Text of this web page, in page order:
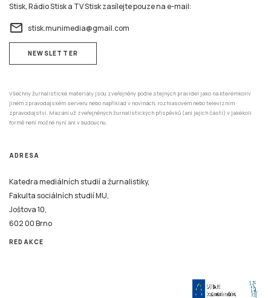
Stisk, Rádio Stisk a TV Stisk zasílejte pouze na e-mail:
email stisk.munimedia@gmail.com
NEWSLETTER
Všechny žurnalistické materiály jsou zveřejněny podle stejných pravidel jako na kterémkoliv
jiném zpravodajském serveru nebo například v novinách, rozhlasovém nebo televizním
zpravodajství. Mazání už zveřejněných žurnalistických příspěvků (ani jejich částí) v jakékoli
formě není možné nyní ani v budoucnu.
ADRESA
Katedra mediálních studií a žurnalistiky,
Fakulta sociálních studií MU,
Joštova 10,
602 00 Brno
REDAKCE